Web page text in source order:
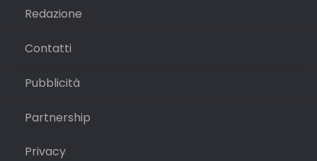
Redazione
Contatti
Pubblicità
Partnership
Privacy